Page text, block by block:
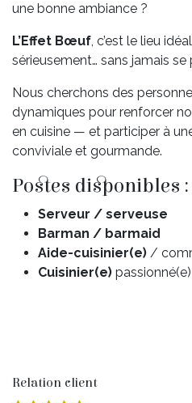
une bonne ambiance ?
L’Effet Bœuf, c’est le lieu
sérieusement… sans jamais
Nous cherchons des
dynamiques pour renforcer
en cuisine — et participer à
conviviale et gourmande.
Postes disponibles :
Serveur / serveuse
Barman / barmaid
Aide-cuisinier(e) /
Cuisinier(e) passionné(e)
Relation client